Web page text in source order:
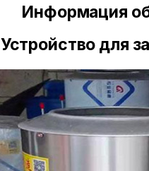
Информация
Устройство для